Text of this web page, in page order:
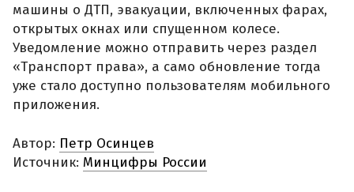
машины о ДТП, эвакуации, включенных фарах,
открытых окнах или спущенном колесе.
Уведомление можно отправить через раздел
«Транспорт права», а само обновление тогда
уже стало доступно пользователям мобильного
приложения.
Автор: Петр Осинцев
Источник: Минцифры России